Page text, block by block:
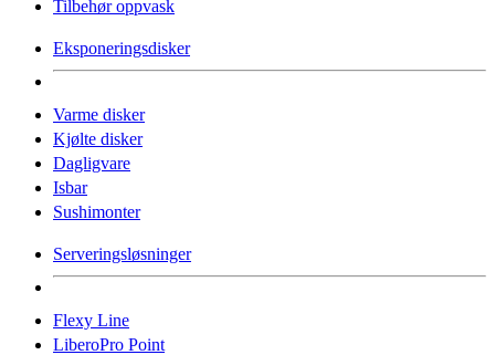
Tilbehør oppvask
Eksponeringsdisker
Varme disker
Kjølte disker
Dagligvare
Isbar
Sushimonter
Serveringsløsninger
Flexy Line
LiberoPro Point